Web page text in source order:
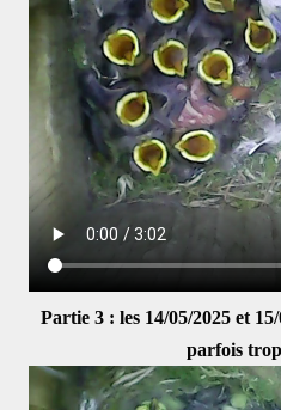
Partie 3 : les 14/05/2025 et
parfois